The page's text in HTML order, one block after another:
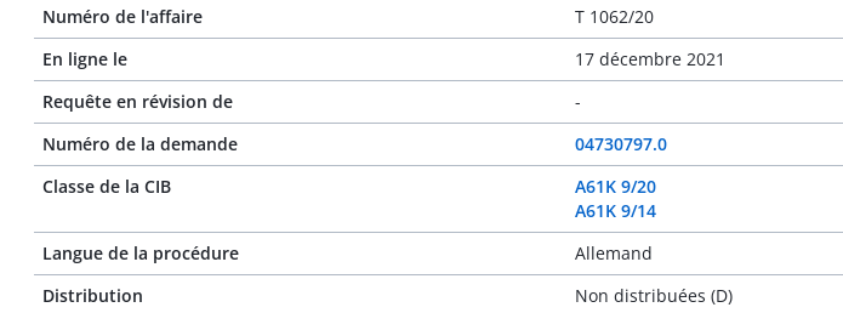
Numéro de l'affaire
T 1062/20
En ligne le
17 décembre 2021
Requête en révision de
-
Numéro de la demande
04730797.0
Classe de la CIB
A61K 9/20
A61K 9/14
Langue de la procédure
Allemand
Distribution
Non distribuées (D)